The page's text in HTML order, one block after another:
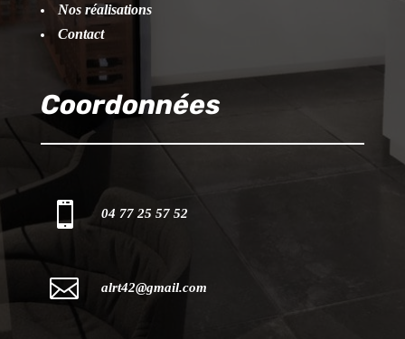
Nos réalisations
Contact
Coordonnées
 04 77 25 57 52
 alrt42@gmail.com